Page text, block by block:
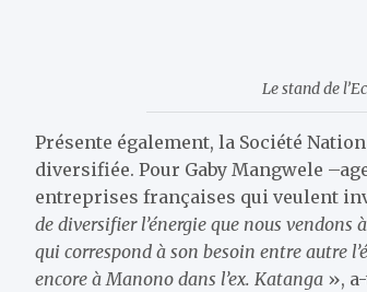
Le stand de
Présente également, la Société
diversifiée. Pour Gaby Mangwele
entreprises françaises qui veulent
de diversifier l’énergie que nous vendons
qui correspond à son besoin entre autre
encore à Manono dans l’ex. Katanga »,